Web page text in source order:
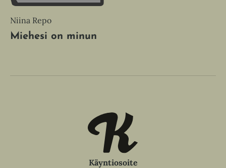
Niina Repo
Miehesi on minun
Käyntiosoite